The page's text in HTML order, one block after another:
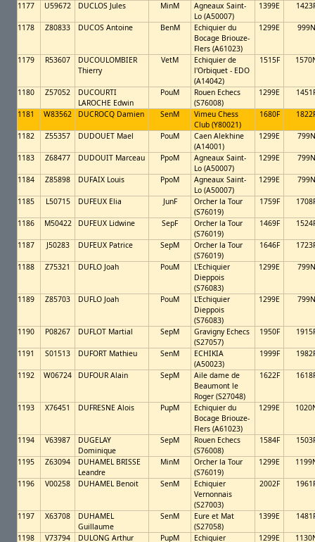
1177 U59672 DUCLOS Jules MinM
Agneaux Saint-
Lo (A50007)
1399E
1178 Z80833 DUCOS Antoine BenM
Echiquier du
Bocage Briouze-
Flers (A61023)
1299E 999N
1179 R53607
DUCOULOMBIER
Thierry
VetM
Echiquier de
l'Orbiquet - EDO
(A14042)
1515F
1180 Z57052
DUCOURTI
LAROCHE Edwin
PouM
Rouen Echecs
(S76008)
1299E
1181 W83562 DUCROCQ Damien SenM
Vimeu Chess
Club (Y80021)
1680F
1182 Z55357 DUDOUET Mael PouM
Caen Alekhine
(A14001)
1299E 799N
1183 Z68477 DUDOUIT Marceau PpoM
Agneaux Saint-
Lo (A50007)
1299E 799N
1184 Z85898 DUFAIX Louis PpoM
Agneaux Saint-
Lo (A50007)
1299E 799N
1185 L50715 DUFEUX Elia JunF
Orcher la Tour
(S76019)
1759F
1186 M50422 DUFEUX Lidwine SepF
Orcher la Tour
(S76019)
1469F
1187 J50283 DUFEUX Patrice SepM
Orcher la Tour
(S76019)
1646F
1188 Z75321 DUFLO Joah PouM
L'Echiquier
Dieppois
(S76083)
1299E 799N
1189 Z85703 DUFLO Joah PouM
L'Echiquier
Dieppois
(S76083)
1299E 799N
1190 P08267 DUFLOT Martial SepM
Gravigny Echecs
(S27057)
1950F
1191 S01513 DUFORT Mathieu SenM
ECHIKIA
(A50023)
1999F
1192 W06724 DUFOUR Alain SepM
Aile dame de
Beaumont le
Roger (S27048)
1622F
1193 X76451 DUFRESNE Alois PupM
Echiquier du
Bocage Briouze-
Flers (A61023)
1299E
1194 V63987
DUGELAY
Dominique
SepM
Rouen Echecs
(S76008)
1584F
1195 Z63094
DUHAMEL BRISSE
Leandre
MinM
Orcher la Tour
(S76019)
1299E
1196 V00258 DUHAMEL Benoit SenM
Echiquier
Vernonnais
(S27003)
2002F
1197 X63708
DUHAMEL
Guillaume
SenM
Eure et Mat
(S27058)
1399E
1198 V73794 DULONG Arthur PupM Echiquier 1299E